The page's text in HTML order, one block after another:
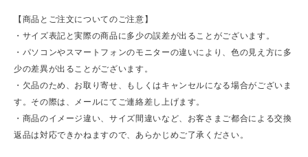
【商品とご注文についてのご注意】
・サイズ表記と実際の商品に多少の誤差が出ることがございます。
・パソコンやスマートフォンのモニターの違いにより、色の見え方に多
少の差異が出ることがございます。
・欠品のため、お取り寄せ、もしくはキャンセルになる場合がございま
す。その際は、メールにてご連絡差し上げます。
・商品のイメージ違い、サイズ間違いなど、お客さまご都合による交換
返品は対応できかねますので、あらかじめご了承ください。